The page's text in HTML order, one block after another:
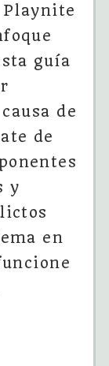
guía
de
de
y
en